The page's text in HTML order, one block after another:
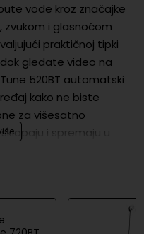
vode kroz značajke
zvukom i glasnoćom
praktičnoj tipki
gledate video na
520BT automatski
kako ne biste
za višesatno
i spremaju u
USB